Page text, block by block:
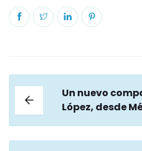
Un nuevo
López, desde